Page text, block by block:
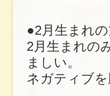
●2月生まれ
2月生まれの
ましい。
ネガティブ